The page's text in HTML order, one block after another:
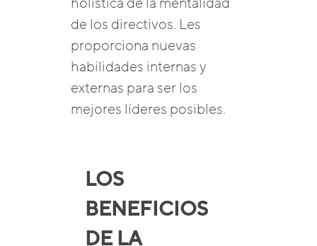
holística de la mentalidad
de los directivos. Les
proporciona nuevas
habilidades internas y
externas para ser los
mejores líderes posibles.
LOS
BENEFICIOS
DE LA